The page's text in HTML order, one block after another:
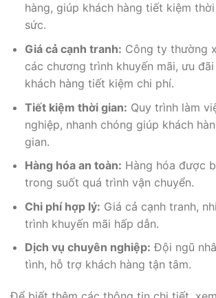
hàng, giúp khách hàng tiết kiệm
sức.
Giá cả cạnh tranh: Công ty thường
các chương trình khuyến mãi, ưu
khách hàng tiết kiệm chi phí.
Tiết kiệm thời gian: Quy trình làm
nghiệp, nhanh chóng giúp khách
gian.
Hàng hóa an toàn: Hàng hóa được
trong suốt quá trình vận chuyển.
Chi phí hợp lý: Giá cả cạnh tranh,
trình khuyến mãi hấp dẫn.
Dịch vụ chuyên nghiệp: Đội ngũ
tình, hỗ trợ khách hàng tận tâm.